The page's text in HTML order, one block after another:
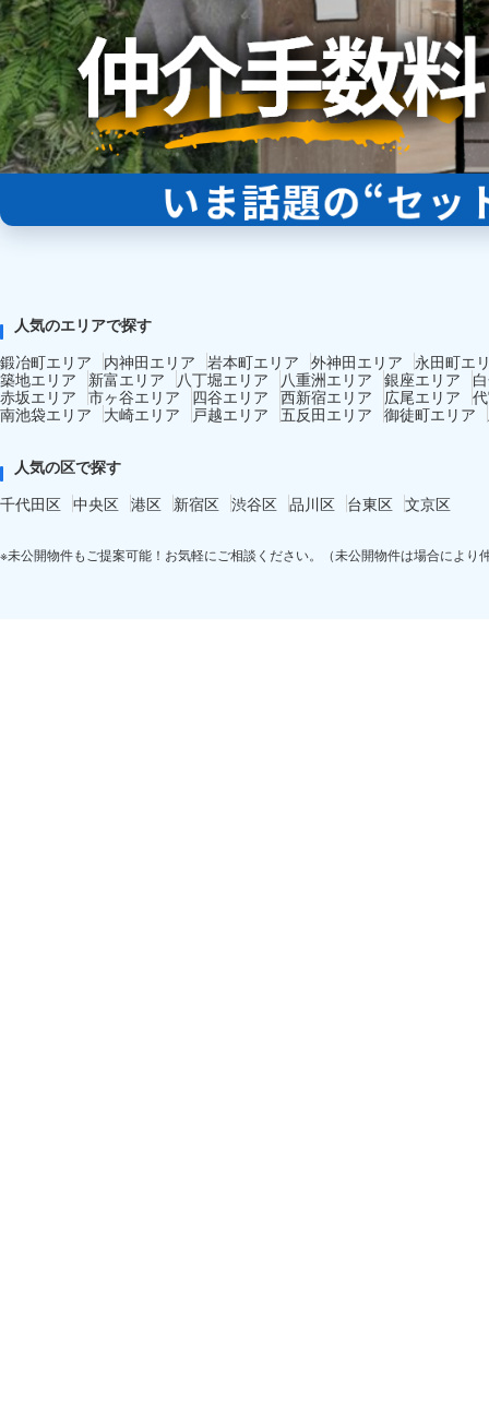
人気のエリアで探す
鍛冶町エリア
内神田エリア 岩本町エリア 外神田エリア
永田町エ
築地エリア
新富エリア 八丁堀エリア 八重洲エリア 銀座エリア
赤坂エリア 市ヶ谷エリア 四谷エリア 西新宿エリア 広尾エリア
南池袋エリア
大崎エリア 戸越エリア 五反田エリア 御徒町エリア
人気の区で探す
千代田区 中央区 港区 新宿区 渋谷区 品川区 台東区 文京区
※未公開物件もご提案可能！お気軽にご相談ください。（未公開物件は場合により